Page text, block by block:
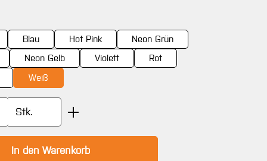
Blau Hot Pink
Neon Grün
Neon Gelb Violett
Rot
Weiß
Gib den gewünschten Wert ein
Stk.
In den Warenkorb